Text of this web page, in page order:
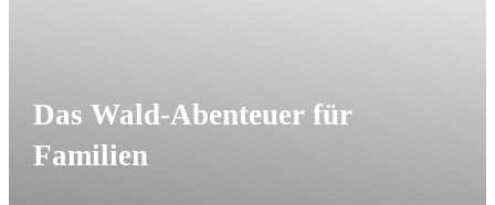
Das Wald-Abenteuer für
Familien